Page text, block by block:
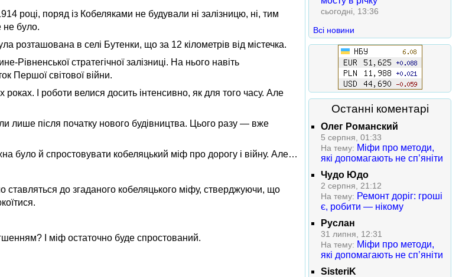
році, поряд із Кобеляками не будували ні залізницю, ні, тим
не було.
розташована в селі Бутенки, що за 12 кілометрів від містечка.
Рівненської стратегічної залізниці. На нього навіть
Першої світової війни.
І роботи велися досить інтенсивно, як для того часу. Але
лише після початку нового будівництва. Цього разу — вже
було й спростовувати кобеляцький міф про дорогу і війну. Але…
ставляться до згаданого кобеляцького міфу, стверджуючи, що
І міф остаточно буде спростований.
сьогодні, 13:36
Всі новини
Останні коментарі
Олег Романский
5 серпня, 01:33
На тему: Міфи про методи,
які допомагають не сп’яніти
Чудо Юдо
2 серпня, 21:12
На тему: Ремонт доріг: гроші
є, робити — нікому
Руслан
31 липня, 12:31
На тему: Міфи про методи,
які допомагають не сп’яніти
SisteriK